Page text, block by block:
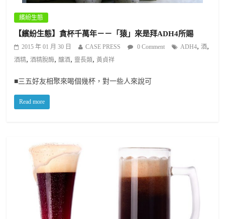
繽紛生態
【繽紛生態】貪杯千萬年－－「猿」來是拜ADH4所賜
2015 年 01 月 30 日 CASE PRESS 0 Comment ADH4,酒,
酒精,酒精脫酶,釀酒, 靈長類,黃貞祥
■三五好友相聚來喝個幾杯，對一些人來說可
Read more